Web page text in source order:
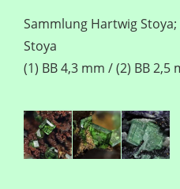
Sammlung Hartwig
Stoya
(1) BB 4,3 mm / (2) BB 2,5